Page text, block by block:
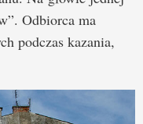
Odbiorca ma
podczas kazania,